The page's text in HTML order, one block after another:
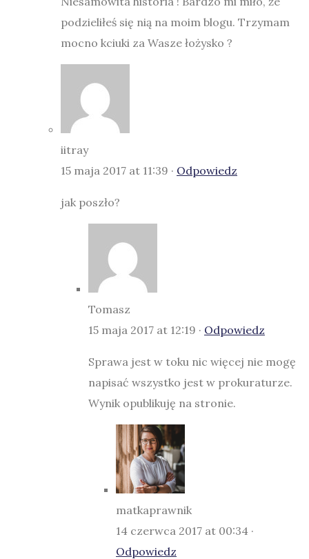
podzieliłeś się nią na moim blogu. Trzymam
mocno kciuki za Wasze łożysko ?
iitray
15 maja 2017 at 11:39 · Odpowiedz
jak poszło?
Tomasz
15 maja 2017 at 12:19 · Odpowiedz
Sprawa jest w toku nic więcej nie mogę
napisać wszystko jest w prokuraturze.
Wynik opublikuję na stronie.
matkaprawnik
14 czerwca 2017 at 00:34 ·
Odpowiedz